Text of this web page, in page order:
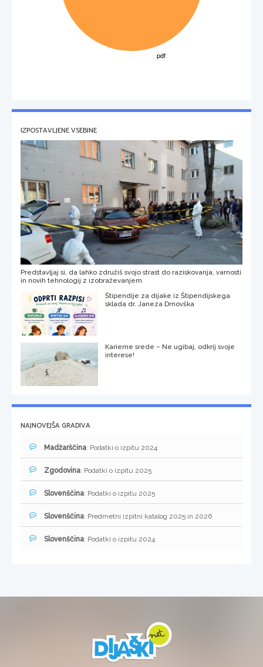
IZPOSTAVLJENE VSEBINE
Predstavljaj si, da lahko združiš svojo strast do raziskovanja, varnosti
in novih tehnologij z izobraževanjem
Štipendije za dijake iz Štipendijskega
sklada dr. Janeza Drnovška
Karierne srede – Ne ugibaj, odkrij svoje
interese!
NAJNOVEJŠA GRADIVA
Madžarščina: Podatki o izpitu 2024
Zgodovina: Podatki o izpitu 2025
Slovenščina: Podatki o izpitu 2025
Slovenščina: Predmetni izpitni katalog 2025 in 2026
Slovenščina: Podatki o izpitu 2024